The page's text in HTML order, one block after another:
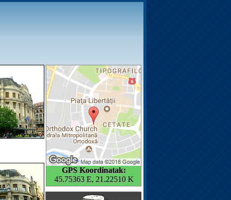
GPS Koordinatak:
45.75363 E, 21.22510 K